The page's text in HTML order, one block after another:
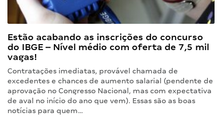
Estão acabando as inscrições do concurso
do IBGE – Nível médio com oferta de 7,5 mil
vagas!
Contratações imediatas, provável chamada de
excedentes e chances de aumento salarial (pendente de
aprovação no Congresso Nacional, mas com expectativa
de aval no início do ano que vem). Essas são as boas
notícias para quem…